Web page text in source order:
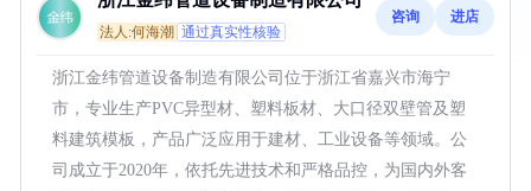
法人:何海潮 通过真实性核验
咨询 进店
浙江金纬管道设备制造有限公司位于浙江省嘉兴市海宁
市，专业生产PVC异型材、塑料板材、大口径双壁管及塑
料建筑模板，产品广泛应用于建材、工业设备等领域。公
司成立于2020年，依托先进技术和严格品控，为国内外客